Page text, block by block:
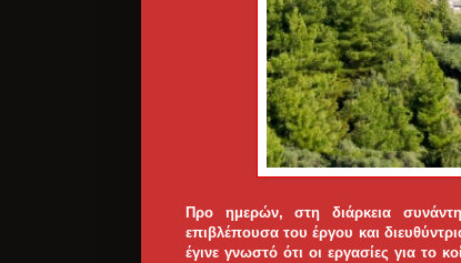
Προ ημερών, στη διάρκεια
επιβλέπουσα του έργου και
έγινε γνωστό ότι οι εργασίες για το